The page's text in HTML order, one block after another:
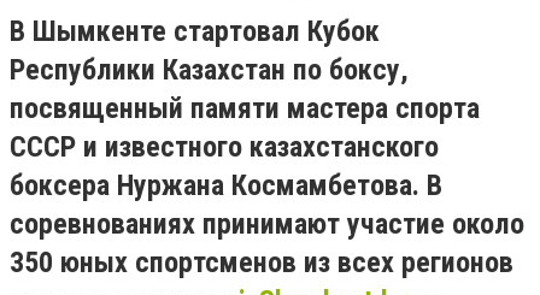
В Шымкенте стартовал Кубок
Республики Казахстан по боксу,
посвященный памяти мастера спорта
СССР и известного казахстанского
боксера Нуржана Космамбетова. В
соревнованиях принимают участие около
350 юных спортсменов из всех регионов